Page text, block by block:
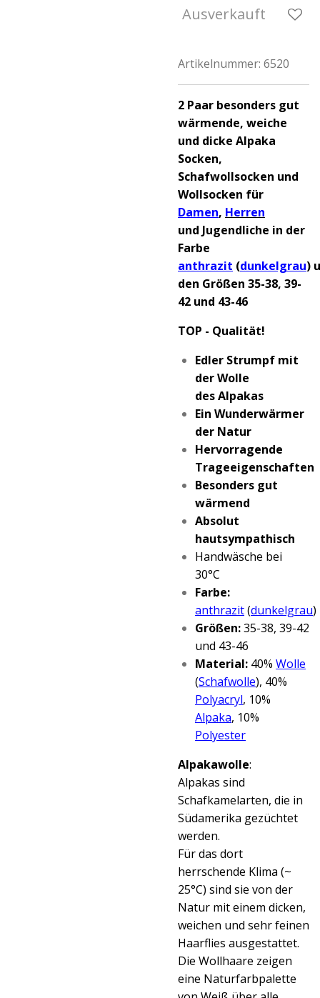
Ausverkauft
Artikelnummer: 6520
2 Paar besonders gut
wärmende, weiche
und dicke Alpaka
Socken,
Schafwollsocken und
Wollsocken für
Damen, Herren
und Jugendliche in der
Farbe
anthrazit (dunkelgrau)
den Größen 35-38, 39-
42 und 43-46
TOP - Qualität!
Edler Strumpf mit
der Wolle
desAlpakas
Ein Wunderwärmer
der Natur
Hervorragende
Trageeigenschaften
Besonders gut
wärmend
Absolut
hautsympathisch
Handwäsche bei
30°C
Farbe:
anthrazit(dunkelgrau)
Größen:35-38, 39-42
und 43-46
Material: 40% Wolle
(Schafwolle), 40%
Polyacryl, 10%
Alpaka, 10%
Polyester
Alpakawolle:
Alpakas sind
Schafkamelarten, die in
Südamerika gezüchtet
werden.
Für das dort
herrschende Klima (~
25°C) sind sie von der
Natur miteinem dicken,
weichen und sehr feinen
Haarflies ausgestattet.
Die Wollhaare zeigen
eine Naturfarbpalette